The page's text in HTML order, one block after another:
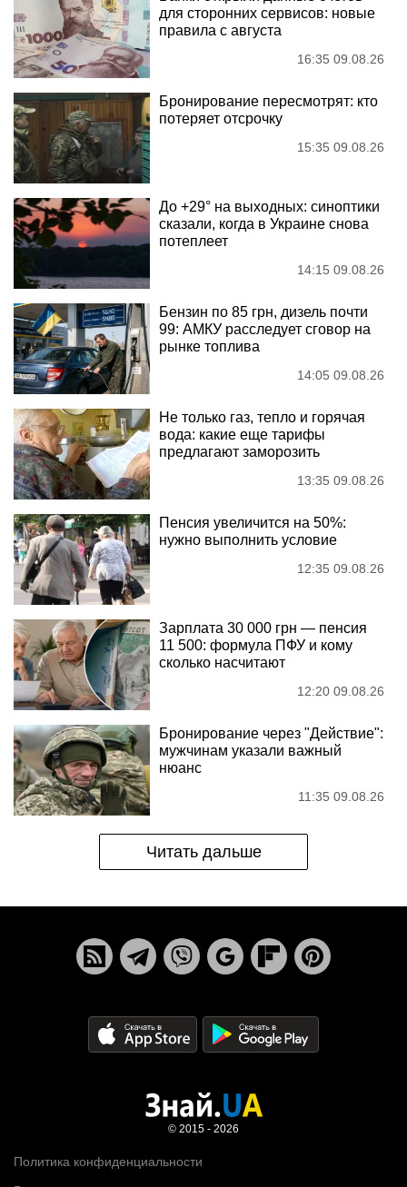
для сторонних сервисов: новые
правила с августа
16:35 09.08.26
Бронирование пересмотрят: кто
потеряет отсрочку
15:35 09.08.26
До +29° на выходных: синоптики
сказали, когда в Украине снова
потеплеет
14:15 09.08.26
Бензин по 85 грн, дизель почти
99: АМКУ расследует сговор на
рынке топлива
14:05 09.08.26
Не только газ, тепло и горячая
вода: какие еще тарифы
предлагают заморозить
13:35 09.08.26
Пенсия увеличится на 50%:
нужно выполнить условие
12:35 09.08.26
Зарплата 30 000 грн — пенсия
11 500: формула ПФУ и кому
сколько насчитают
12:20 09.08.26
Бронирование через "Действие":
мужчинам указали важный
нюанс
11:35 09.08.26
Читать дальше
Политика конфиденциальности
© 2015 - 2026